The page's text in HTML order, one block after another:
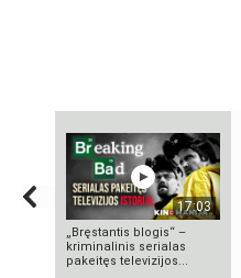
17:03
„Bręstantis blogis“ –
kriminalinis serialas
pakeitęs televizijos...